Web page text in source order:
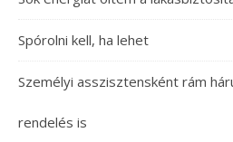
Spórolni kell, ha lehet
Személyi asszisztensként rám
rendelés is